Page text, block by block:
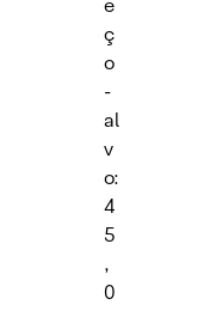
e
ç
o
-
al
v
o:
4
5
,
0